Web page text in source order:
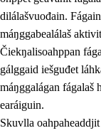
dilálašvuođain.
máŋggabealálaš
Čiekŋalisoahppan
gálggaid iešguđet
máŋggalágan fágalaš
earáiguin.
Skuvlla